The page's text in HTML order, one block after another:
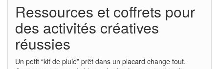
Ressources et coffrets pour
des activités créatives
réussies
Un petit “kit de pluie” prêt dans un placard change tout.